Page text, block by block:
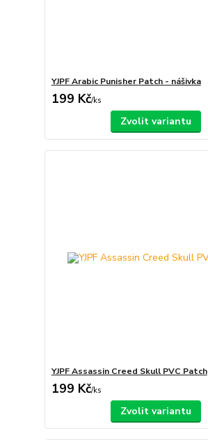
YJPF Arabic Punisher Patch - nášivka
199 Kč/ks
Zvolit variantu
YJPF Assassin Creed Skull PVC Patch
199 Kč/ks
Zvolit variantu